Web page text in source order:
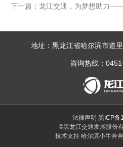
工作会
下一篇：龙江交通，为梦想助力
地址：黑龙江省哈尔滨市道
咨询热线：
法律声明 黑ICP备
©黑龙江交通发展股份
技术支持 哈尔滨小牛奔